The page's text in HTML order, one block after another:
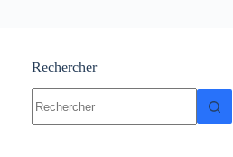
Rechercher
résultat